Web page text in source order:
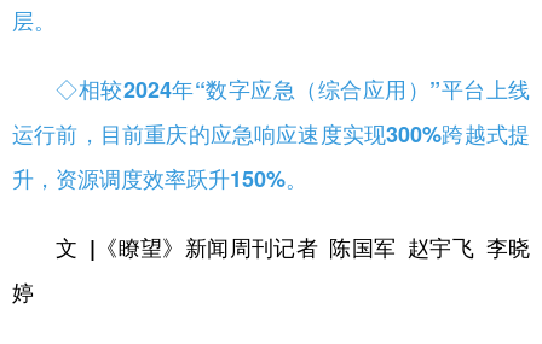
层。
◇相较2024年“数字应急（综合应用）”平台上线
运行前，目前重庆的应急响应速度实现300%跨越式提
升，资源调度效率跃升150%。
文 |《瞭望》新闻周刊记者 陈国军 赵宇飞 李晓
婷